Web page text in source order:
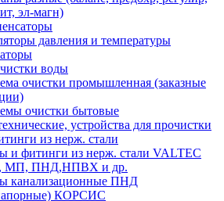
эл-магн)
давления и температуры
воды
очистки промышленная (заказные
очистки бытовые
устройства для прочистки
из нерж. стали
и фитинги из нерж. стали VALTEC
МП, ПНД,НПВХ и др.
канализационные ПНД
КОРСИС